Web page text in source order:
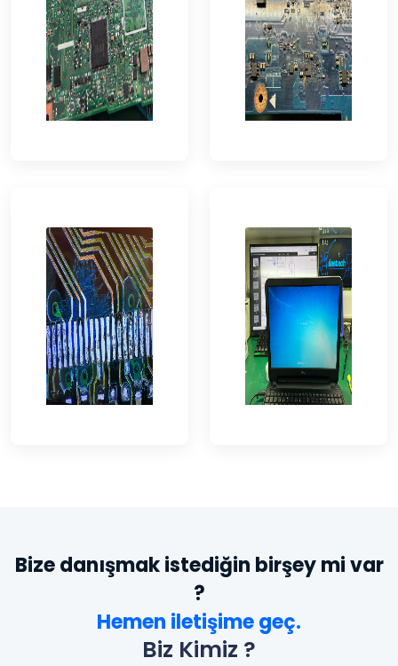
Bize danışmak istediğin birşey mi var
?
Hemen iletişime geç.
Biz Kimiz ?